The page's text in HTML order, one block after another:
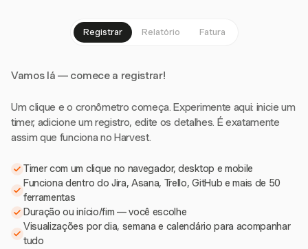
Registrar Relatório Fatura
Vamos lá — comece a registrar!
Um clique e o cronômetro começa. Experimente aqui: inicie um
timer, adicione um registro, edite os detalhes. É exatamente
assim que funciona no Harvest.
Timer com um clique no navegador, desktop e mobile
Funciona dentro do Jira, Asana, Trello, GitHub e mais de 50
ferramentas
Duração ou início/fim — você escolhe
Visualizações por dia, semana e calendário para acompanhar
tudo